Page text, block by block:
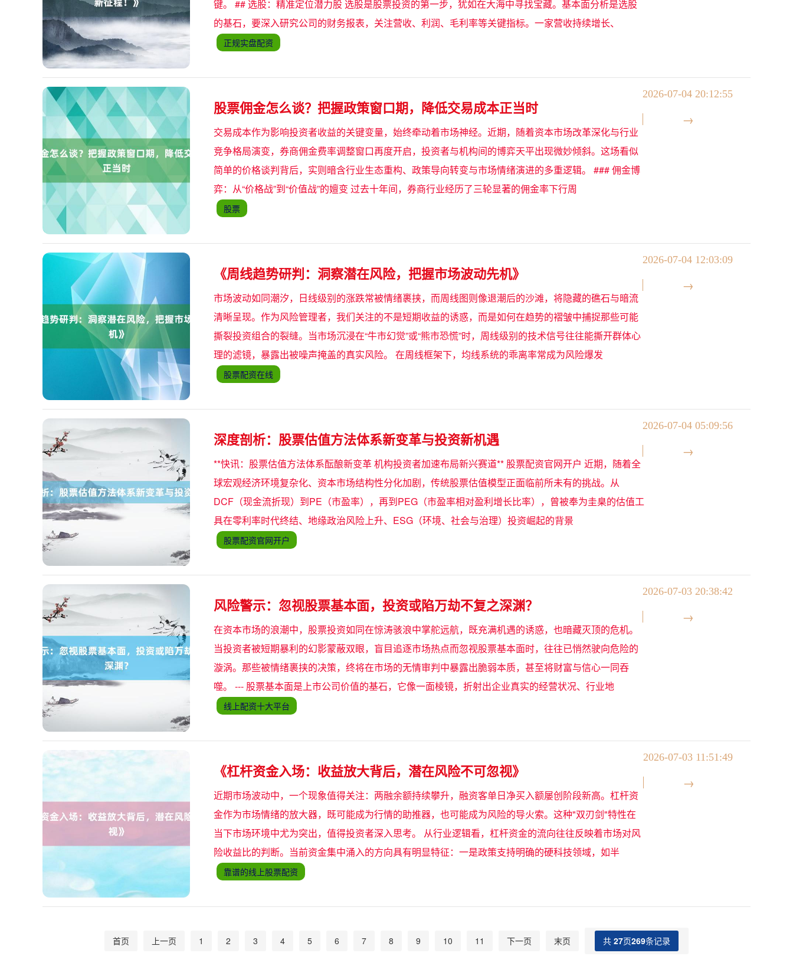
键。 ## 选股：精准定位潜力股 选股是股票投资的第一步，犹如在大海中寻找宝藏。基本面分析是选股
的基石，要深入研究公司的财务报表，关注营收、利润、毛利率等关键指标。一家营收持续增长、
正规实盘配资
股票佣金怎么谈？把握政策窗口期，降低交易成本正当时
2026-07-04 20:12:55
交易成本作为影响投资者收益的关键变量，始终牵动着市场神经。近期，随着资本市场改革深化与行业
竞争格局演变，券商佣金费率调整窗口再度开启，投资者与机构间的博弈天平出现微妙倾斜。这场看似
简单的价格谈判背后，实则暗含行业生态重构、政策导向转变与市场情绪演进的多重逻辑。 ### 佣金博
弈：从“价格战”到“价值战”的嬗变 过去十年间，券商行业经历了三轮显著的佣金率下行周
股票
《周线趋势研判：洞察潜在风险，把握市场波动先机》
2026-07-04 12:03:09
市场波动如同潮汐，日线级别的涨跌常被情绪裹挟，而周线图则像退潮后的沙滩，将隐藏的礁石与暗流
清晰呈现。作为风险管理者，我们关注的不是短期收益的诱惑，而是如何在趋势的褶皱中捕捉那些可能
撕裂投资组合的裂缝。当市场沉浸在“牛市幻觉”或“熊市恐慌”时，周线级别的技术信号往往能撕开群体心
理的滤镜，暴露出被噪声掩盖的真实风险。 在周线框架下，均线系统的乖离率常成为风险爆发
股票配资在线
深度剖析：股票估值方法体系新变革与投资新机遇
2026-07-04 05:09:56
**快讯：股票估值方法体系酝酿新变革 机构投资者加速布局新兴赛道** 股票配资官网开户 近期，随着全
球宏观经济环境复杂化、资本市场结构性分化加剧，传统股票估值模型正面临前所未有的挑战。从
DCF（现金流折现）到PE（市盈率），再到PEG（市盈率相对盈利增长比率），曾被奉为圭臬的估值工
具在零利率时代终结、地缘政治风险上升、ESG（环境、社会与治理）投资崛起的背景
股票配资官网开户
风险警示：忽视股票基本面，投资或陷万劫不复之深渊？
2026-07-03 20:38:42
在资本市场的浪潮中，股票投资如同在惊涛骇浪中掌舵远航，既充满机遇的诱惑，也暗藏灭顶的危机。
当投资者被短期暴利的幻影蒙蔽双眼，盲目追逐市场热点而忽视股票基本面时，往往已悄然驶向危险的
漩涡。那些被情绪裹挟的决策，终将在市场的无情审判中暴露出脆弱本质，甚至将财富与信心一同吞
噬。 --- 股票基本面是上市公司价值的基石，它像一面棱镜，折射出企业真实的经营状况、行业地
线上配资十大平台
《杠杆资金入场：收益放大背后，潜在风险不可忽视》
2026-07-03 11:51:49
近期市场波动中，一个现象值得关注：两融余额持续攀升，融资客单日净买入额屡创阶段新高。杠杆资
金作为市场情绪的放大器，既可能成为行情的助推器，也可能成为风险的导火索。这种"双刃剑"特性在
当下市场环境中尤为突出，值得投资者深入思考。 从行业逻辑看，杠杆资金的流向往往反映着市场对风
险收益比的判断。当前资金集中涌入的方向具有明显特征：一是政策支持明确的硬科技领域，如半
靠谱的线上股票配资
首页 上一页 1 2 3 4 5 6 7 8 9 10 11 下一页 末页 共 27页269条记录